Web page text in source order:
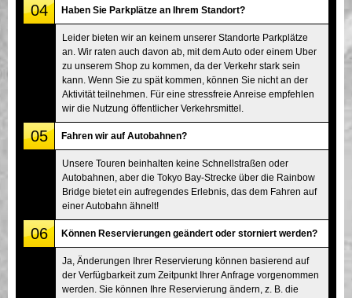
04 Haben Sie Parkplätze an Ihrem Standort?
Leider bieten wir an keinem unserer Standorte Parkplätze
an. Wir raten auch davon ab, mit dem Auto oder einem Uber
zu unserem Shop zu kommen, da der Verkehr stark sein
kann. Wenn Sie zu spät kommen, können Sie nicht an der
Aktivität teilnehmen. Für eine stressfreie Anreise empfehlen
wir die Nutzung öffentlicher Verkehrsmittel.
05 Fahren wir auf Autobahnen?
Unsere Touren beinhalten keine Schnellstraßen oder
Autobahnen, aber die Tokyo Bay-Strecke über die Rainbow
Bridge bietet ein aufregendes Erlebnis, das dem Fahren auf
einer Autobahn ähnelt!
06 Können Reservierungen geändert oder storniert werden?
Ja, Änderungen Ihrer Reservierung können basierend auf
der Verfügbarkeit zum Zeitpunkt Ihrer Anfrage vorgenommen
werden. Sie können Ihre Reservierung ändern, z. B. die